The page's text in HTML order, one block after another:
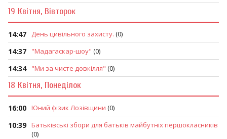
19 Квітня, Вівторок
14:47 День цивільного захисту. (0)
14:37 "Мадагаскар-шоу" (0)
14:34 "Ми за чисте довкілля" (0)
18 Квітня, Понеділок
16:00 Юний фізик Лозівщини (0)
10:39 Батьківські збори для батьків майбутніх першокласників
(0)